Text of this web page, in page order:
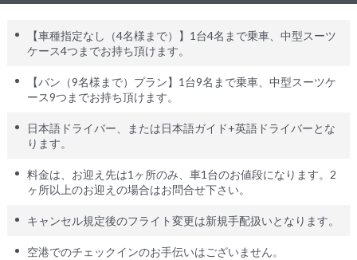
【車種指定なし（4名様まで）】1台4名まで乗車、中型スーツ
ケース4つまでお持ち頂けます。
【バン（9名様まで）プラン】1台9名まで乗車、中型スーツケ
ース9つまでお持ち頂けます。
日本語ドライバー、または日本語ガイド+英語ドライバーとな
ります。
料金は、お迎え先は1ヶ所のみ、車1台のお値段になります。2
ヶ所以上のお迎えの場合はお問合せ下さい。
キャンセル規定後のフライト変更は新規手配扱いとなります。
空港でのチェックインのお手伝いはございません。